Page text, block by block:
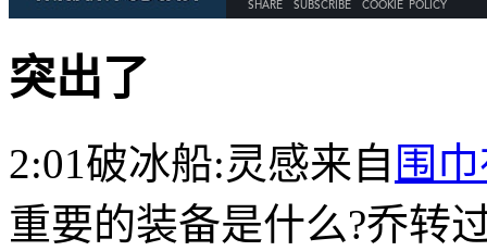
突出了
2:01破冰船:灵感来自 围
重要的装备是什么?乔转